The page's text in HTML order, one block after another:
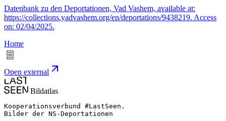
Datenbank zu den Deportationen, Vad Vashem, available at:
https://collections.yadvashem.org/en/deportations/9438219. Access
on: 02/04/2025.
Home
Open external
Bildatlas
Kooperationsverbund #LastSeen.
Bilder der NS-Deportationen